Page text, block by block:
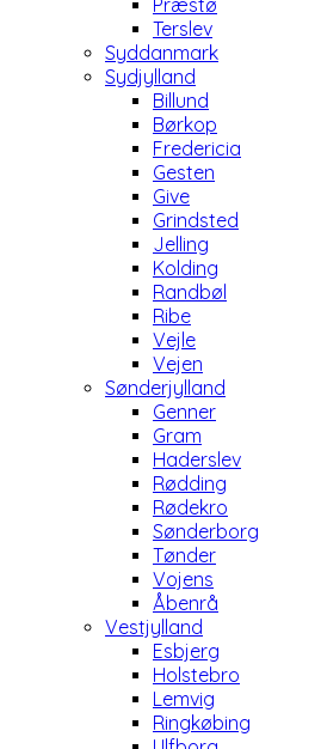
Præstø
Terslev
Syddanmark
Sydjylland
Billund
Børkop
Fredericia
Gesten
Give
Grindsted
Jelling
Kolding
Randbøl
Ribe
Vejle
Vejen
Sønderjylland
Genner
Gram
Haderslev
Rødding
Rødekro
Sønderborg
Tønder
Vojens
Åbenrå
Vestjylland
Esbjerg
Holstebro
Lemvig
Ringkøbing